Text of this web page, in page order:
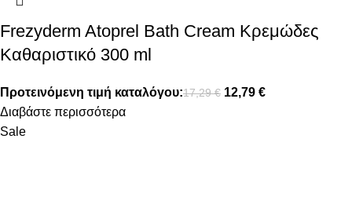
Frezyderm Atoprel Bath Cream Κρεμώδες
Καθαριστικό 300 ml
Προτεινόμενη τιμή καταλόγου:17,29€ 12,79 €
Διαβάστε περισσότερα
Sale